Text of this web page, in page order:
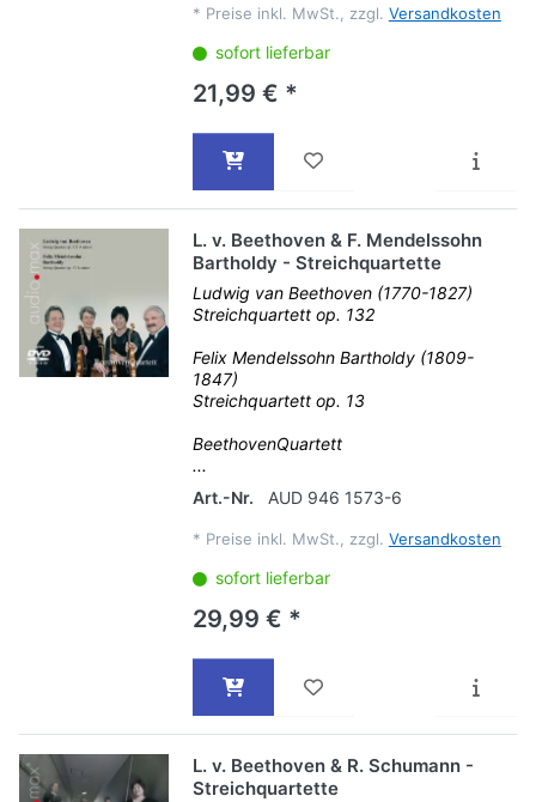
* Preise inkl. MwSt., zzgl. Versandkosten
sofort lieferbar
21,99 € *
L. v. Beethoven & F. Mendelssohn
Bartholdy - Streichquartette
Ludwig van Beethoven (1770-1827)
Streichquartett op. 132
Felix Mendelssohn Bartholdy (1809-
1847)
Streichquartett op. 13
BeethovenQuartett
...
Art.-Nr.
AUD 946 1573-6
* Preise inkl. MwSt., zzgl. Versandkosten
sofort lieferbar
29,99 € *
L. v. Beethoven & R. Schumann -
Streichquartette